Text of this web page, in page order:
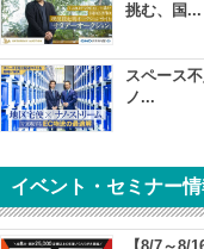
挑む、国...
スペース
ノ...
イベント・セミナー情